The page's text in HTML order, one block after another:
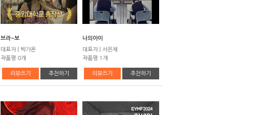
브라~보
대표자 | 박가온
작품평 0개
리뷰쓰기 추천하기
나의아이
대표자 | 서은채
작품평 1개
리뷰쓰기 추천하기